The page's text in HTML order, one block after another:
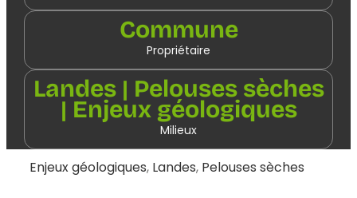
Commune
Propriétaire
Landes | Pelouses sèches
| Enjeux géologiques
Milieux
Enjeux géologiques, Landes, Pelouses sèches